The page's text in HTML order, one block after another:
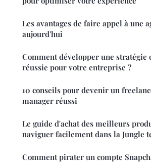
Les avantages de faire appel à une
aujourd'hui
Comment développer une stratégie
réussie pour votre entreprise ?
10 conseils pour devenir un
manager réussi
Le guide d'achat des meilleurs
naviguer facilement dans la Jungle
Comment pirater un compte